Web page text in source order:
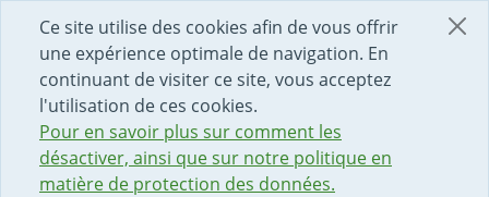
Ce site utilise des cookies afin de vous offrir
une expérience optimale de navigation. En
continuant de visiter ce site, vous acceptez
l'utilisation de ces cookies.
Pour en savoir plus sur comment les
désactiver, ainsi que sur notre politique en
matière de protection des données.
DÉBUT DU CONTENU DE LA PAGE
ACCÈS AU CHAMP DE RECHERCHE
PAGE D'ACCUEIL
FORMULAIRE DE CONTACT